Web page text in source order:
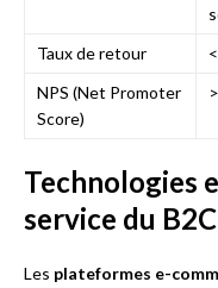
Taux de retour
NPS (Net Promoter
Score)
Technologies
service du B2C
Les plateformes e-